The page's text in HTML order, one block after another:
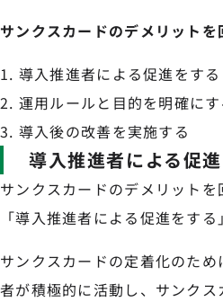
サンクスカードのデメリットを
導入推進者による促進をする
運用ルールと目的を明確にす
導入後の改善を実施する
導入推進者による促
サンクスカードのデメリットを
「導入推進者による促進をする
サンクスカードの定着化のた
者が積極的に活動し、サンク